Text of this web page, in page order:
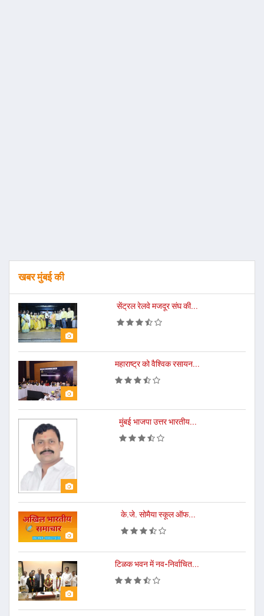
खबर मुंबई की
सेंट्रल रेलवे मजदूर संघ की...
महाराष्ट्र को वैश्विक रसायन...
मुंबई भाजपा उत्तर भारतीय...
के.जे. सोमैया स्कूल ऑफ...
टिळक भवन में नव-निर्वाचित...